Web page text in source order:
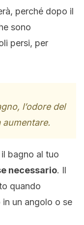
perché dopo il
sono
persi, per
l’odore del
bagno al tuo
necessario. Il
quando
in un angolo o se